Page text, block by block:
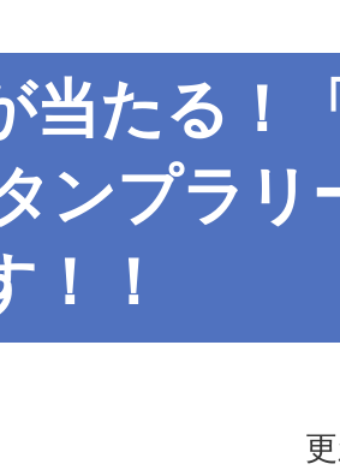
当たる！
ンプラリ
！！